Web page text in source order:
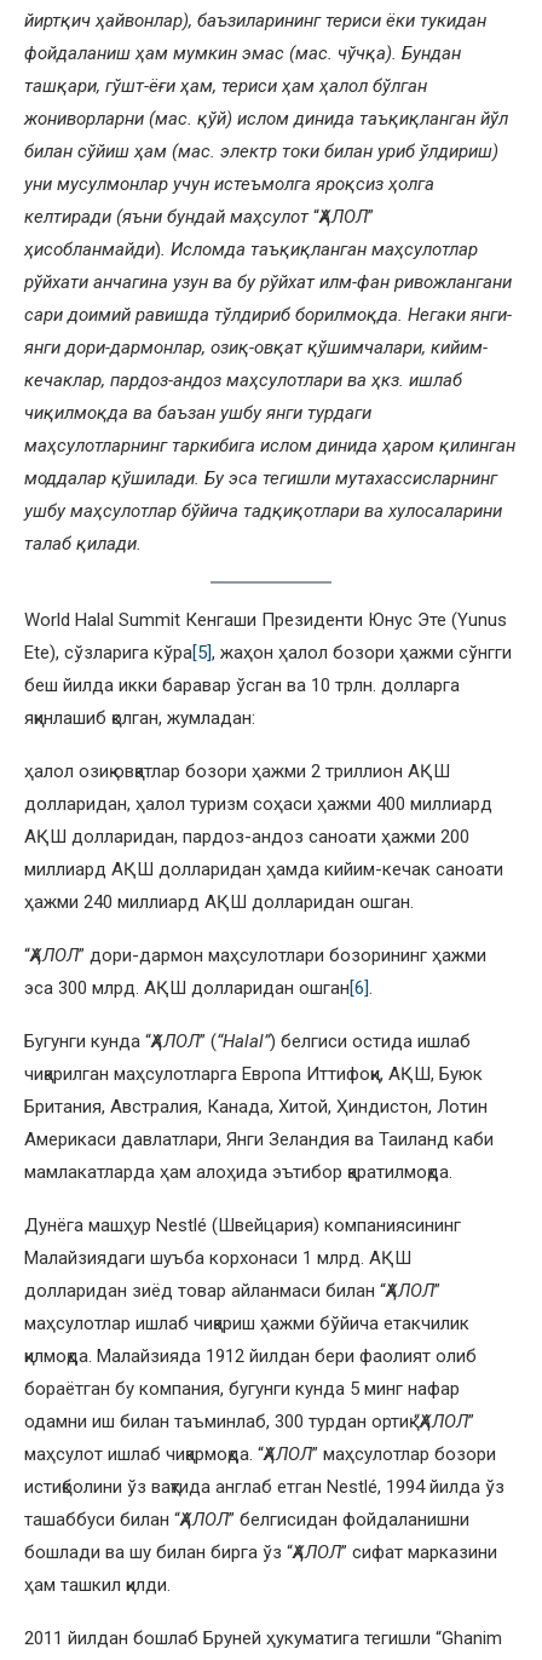
йиртқич ҳайвонлар), баъзиларининг териси ёки тукидан
фойдаланиш ҳам мумкин эмас (мас. чўчқа). Бундан
ташқари, гўшт-ёғи ҳам, териси ҳам ҳалол бўлган
жониворларни (мас. қўй) ислом динида таъқиқланган йўл
билан сўйиш ҳам (мас. электр токи билан уриб ўлдириш)
уни мусулмонлар учун истеъмолга яроқсиз ҳолга
келтиради (яъни бундай маҳсулот“ҲАЛОЛ”
ҳисобланмайди). Исломда таъқиқланган маҳсулотлар
рўйхати анчагина узун ва бу рўйхат илм-фан ривожлангани
сари доимий равишда тўлдириб борилмоқда. Негаки янги-
янги дори-дармонлар, озиқ-овқат қўшимчалари, кийим-
кечаклар, пардоз-андоз маҳсулотлари ва ҳкз. ишлаб
чиқилмоқда ва баъзан ушбу янги турдаги
маҳсулотларнинг таркибига ислом динида ҳаром қилинган
моддалар қўшилади. Бу эса тегишли мутахассисларнинг
ушбу маҳсулотлар бўйича тадқиқотлари ва хулосаларини
талаб қилади.
World Halal Summit Кенгаши Президенти Юнус Эте (Yunus
Ete), сўзларига кўра[5], жаҳон ҳалол бозори ҳажми сўнгги
беш йилда икки баравар ўсган ва 10 трлн. долларга
яқинлашиб қолган, жумладан:
ҳалол озиқ овқатлар бозори ҳажми 2 триллион АҚШ
долларидан, ҳалол туризм соҳаси ҳажми 400 миллиард
АҚШ долларидан, пардоз-андоз саноати ҳажми 200
миллиард АҚШ долларидан ҳамда кийим-кечак саноати
ҳажми 240 миллиард АҚШ долларидан ошган.
“ҲАЛОЛ” дори-дармон маҳсулотлари бозорининг ҳажми
эса 300 млрд. АҚШ долларидан ошган[6].
Бугунги кунда “ҲАЛОЛ” (“Halal”) белгиси остида ишлаб
чиқарилган маҳсулотларга Европа Иттифоқи, АҚШ, Буюк
Британия, Австралия, Канада, Хитой, Ҳиндистон, Лотин
Америкаси давлатлари, Янги Зеландия ва Таиланд каби
мамлакатларда ҳам алоҳида эътибор қаратилмоқда.
Дунёга машҳур Nestlé (Швейцария) компаниясининг
Малайзиядаги шуъба корхонаси 1 млрд. АҚШ
долларидан зиёд товар айланмаси билан “ҲАЛОЛ”
маҳсулотлар ишлаб чиқариш ҳажми бўйича етакчилик
қилмоқда. Малайзияда 1912 йилдан бери фаолият олиб
бораётган бу компания, бугунги кунда 5 минг нафар
одамни иш билан таъминлаб, 300 турдан ортиқ “ҲАЛОЛ”
маҳсулот ишлаб чиқармоқда. “ҲАЛОЛ” маҳсулотлар бозори
истиқболини ўз вақтида англаб етган Nestlé, 1994 йилда ўз
ташаббуси билан “ҲАЛОЛ” белгисидан фойдаланишни
бошлади ва шу билан бирга ўз “ҲАЛОЛ” сифат марказини
ҳам ташкил қилди.
2011 йилдан бошлаб Бруней ҳукуматига тегишли “Ghanim